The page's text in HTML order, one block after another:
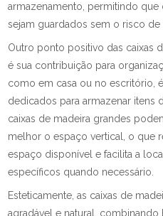
armazenamento, permitindo
sejam guardados sem o risco de
Outro ponto positivo das caixas
é sua contribuição para
como em casa ou no escritório,
dedicados para armazenar itens
caixas de madeira grandes
melhor o espaço vertical, o que
espaço disponível e facilita a
específicos quando necessário.
Esteticamente, as caixas de
agradável e natural,